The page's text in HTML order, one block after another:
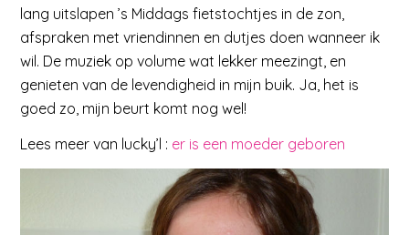
lang uitslapen ’s Middags fietstochtjes in de zon,
afspraken met vriendinnen en dutjes doen wanneer ik
wil. De muziek op volume wat lekker meezingt, en
genieten van de levendigheid in mijn buik. Ja, het is
goed zo, mijn beurt komt nog wel!
Lees meer van lucky’l : er is een moeder geboren